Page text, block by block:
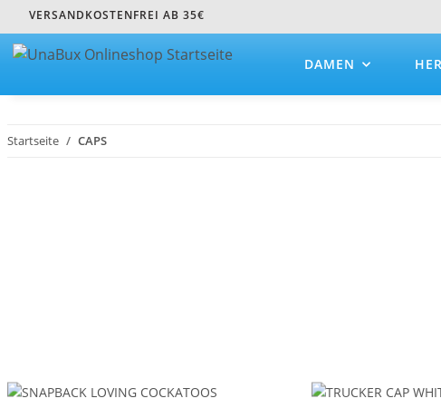
VERSANDKOSTENFREI AB 35€
DAMEN
Startseite CAPS